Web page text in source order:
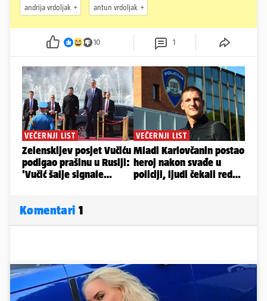
andrija vrdoljak antun vrdoljak
10 1
Komentari 1